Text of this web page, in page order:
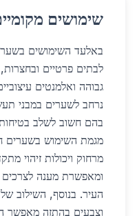
שימושים
באלעד השימושים
לבתים פרטיים
גבוהה ואלמנטים
נרחב לשערים במבני
בהם חשוב לשלב
מגמת השימוש בשערים
מרחוק ויכולות זיהוי
ומאפשרת מענה לצרכים
העיר. בנוסף, השילוב של
וצבעים בהתזה